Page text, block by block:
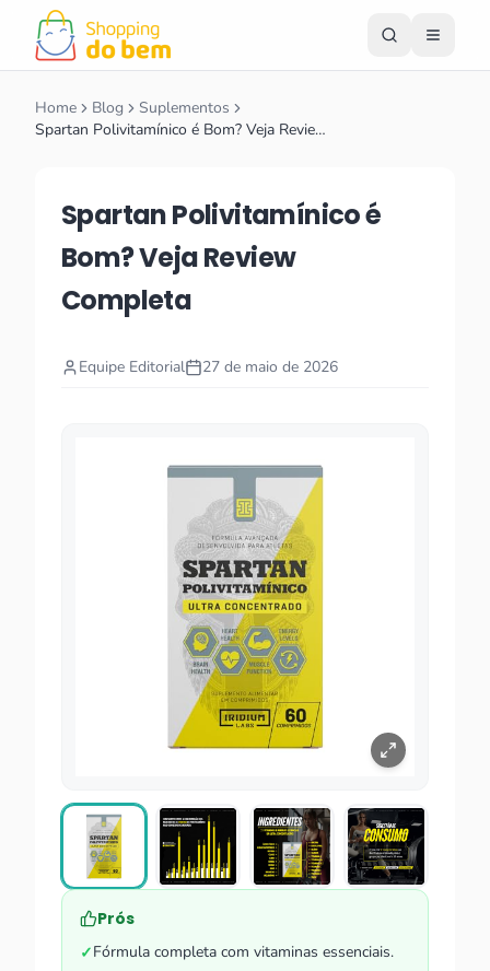
Home Blog
Suplementos
Spartan Polivitamínico é Bom? Veja Revie…
Spartan Polivitamínico é
Bom? Veja Review
Completa
Equipe Editorial 27 de maio de 2026
Prós
✓Fórmula completa com vitaminas essenciais.